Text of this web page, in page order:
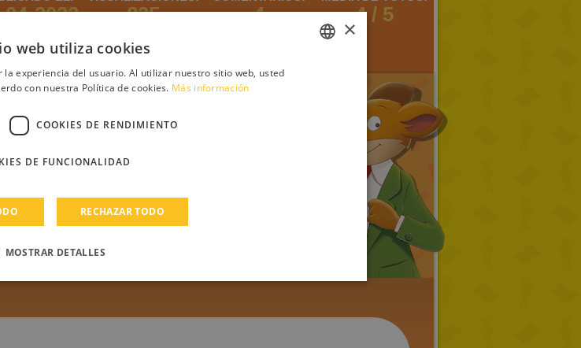
04-2022 835 4 4 / 5
Regístrate Login
×
web utiliza cookies
experiencia del usuario. Al utilizar nuestro sitio web, usted
con nuestra Política de cookies. Más información
COOKIES DE RENDIMIENTO
DE FUNCIONALIDAD
RECHAZAR TODO
MOSTRAR DETALLES